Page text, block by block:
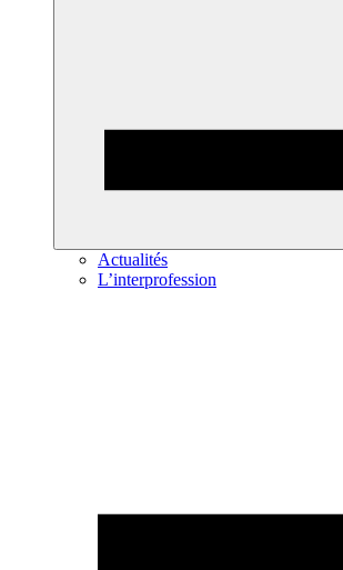
Actualités
L’interprofession